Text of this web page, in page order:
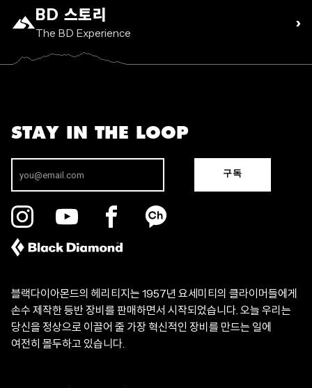
BD 스토리
The BD Experience
›
STAY IN THE LOOP
구독
블랙다이아몬드의 헤리티지는 1957년 요세미티의 클라이머들에게
손수 제작한 등반 장비를 판매하면서 시작되었습니다. 오늘 우리는
당신을 정상으로 이끌어 줄 가장 혁신적인 장비를 만드는 일에
여전히 몰두하고 있습니다.